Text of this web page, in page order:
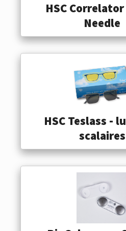
HSC
Needle
HSC Teslass -
scalaires